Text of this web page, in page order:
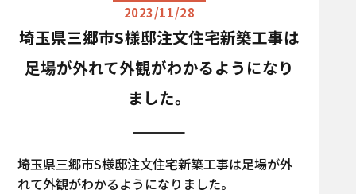
2023/11/28
埼玉県三郷市S様邸注文住宅新築工事は
足場が外れて外観がわかるようになり
ました。
埼玉県三郷市S様邸注文住宅新築工事は足場が外
れて外観がわかるようになりました。